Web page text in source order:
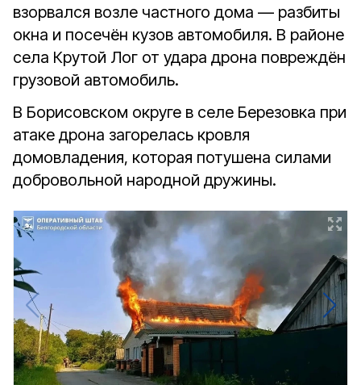
взорвался возле частного дома — разбиты
окна и посечён кузов автомобиля. В районе
села Крутой Лог от удара дрона повреждён
грузовой автомобиль.
В Борисовском округе в селе Березовка при
атаке дрона загорелась кровля
домовладения, которая потушена силами
добровольной народной дружины.